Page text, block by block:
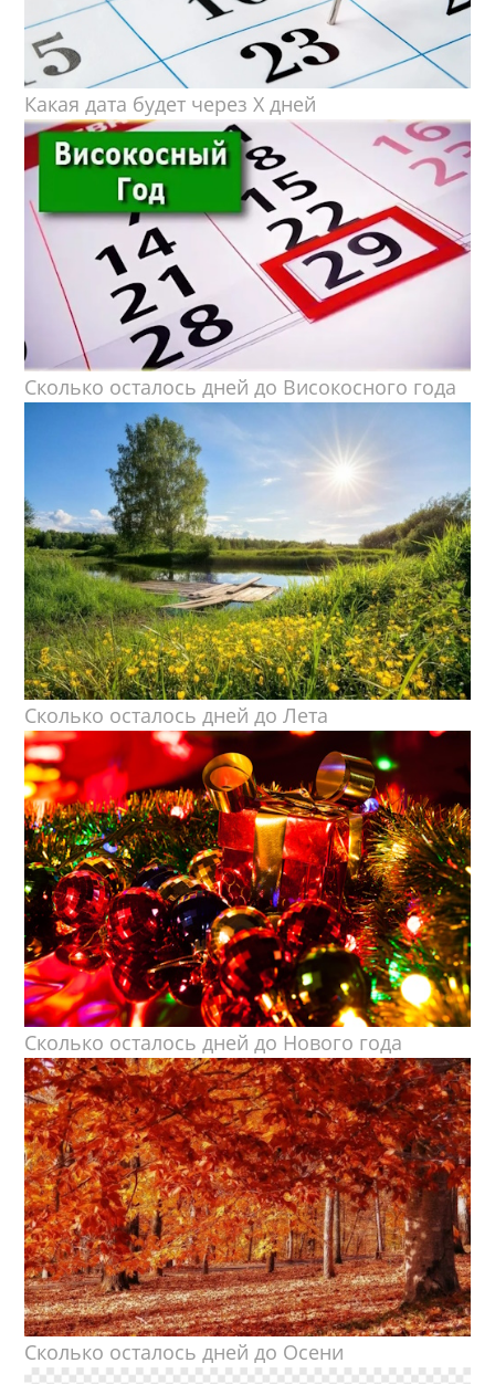
Какая дата будет через X дней
Сколько осталось дней до Високосного года
Сколько осталось дней до Лета
Сколько осталось дней до Нового года
Сколько осталось дней до Осени